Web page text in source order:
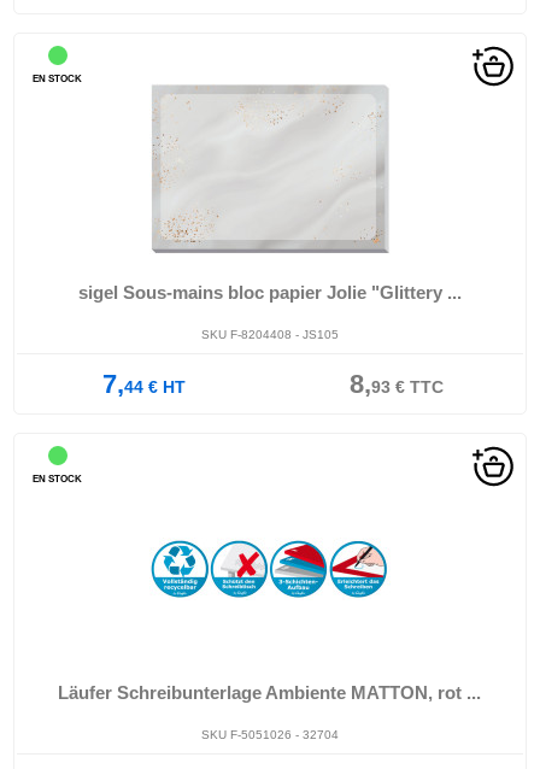
sigel Sous-mains bloc papier Jolie "Glittery ...
SKU F-8204408 - JS105
7,44€HT 8,93€TTC
EN STOCK
Läufer Schreibunterlage Ambiente MATTON, rot ...
SKU F-5051026 - 32704
EN STOCK